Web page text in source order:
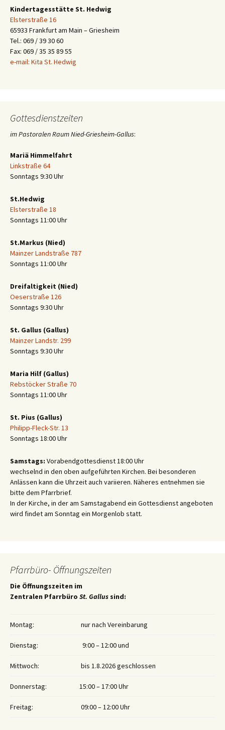
Kindertagesstätte St. Hedwig
Elsterstraße 16
65933 Frankfurt am Main – Griesheim
Tel.: 069 / 39 30 60
Fax: 069 / 35 35 89 55
e-mail: Kita St. Hedwig
Gottesdienstzeiten
im Pastoralen Raum Nied-Griesheim-Gallus:
Mariä Himmelfahrt
Linkstraße 64
Sonntags 9:30 Uhr
St.Hedwig
Elsterstraße 18
Sonntags 11:00 Uhr
St.Markus (Nied)
Mainzer Landstraße 787
Sonntags 11:00 Uhr
Dreifaltigkeit (Nied)
Oeserstraße 126
Sonntags 9:30 Uhr
St. Gallus (Gallus)
Mainzer Landstr. 299
Sonntags 9:30 Uhr
Maria Hilf (Gallus)
Rebstöcker Straße 70
Sonntags 11:00 Uhr
St. Pius (Gallus)
Philipp-Fleck-Str. 13
Sonntags 18:00 Uhr
Samstags: Vorabendgottesdienst 18:00 Uhr
wechselnd in den oben aufgeführten Kirchen. Bei besonderen
Anlässen kann die Uhrzeit auch variieren. Näheres entnehmen sie
bitte dem Pfarrbrief.
In der Kirche, in der am Samstagabend ein Gottesdienst angeboten
wird findet am Sonntag ein Morgenlob statt.
Pfarrbüro- Öffnungszeiten
Die Öffnungszeiten im
Zentralen Pfarrbüro St. Gallus sind:
Montag: nur nach Vereinbarung
Dienstag: 9:00 – 12:00 und
Mittwoch: bis 1.8.2026 geschlossen
Donnerstag: 15:00 – 17:00 Uhr
Freitag: 09:00 – 12:00 Uhr